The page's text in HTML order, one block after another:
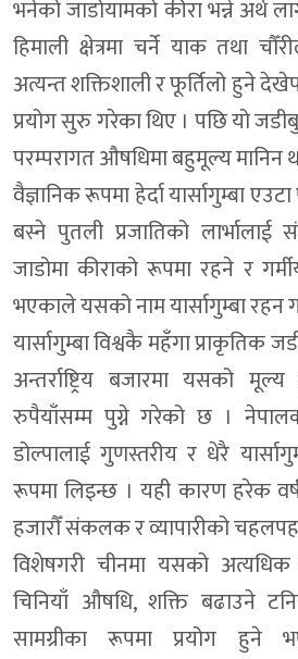
भनेको जाडोयामको कीरा भन्ने अर्थ
हिमाली क्षेत्रमा चर्ने याक तथा
अत्यन्त शक्तिशाली र फूर्तिलो हुने
प्रयोग सुरु गरेका थिए । पछि यो
परम्परागत औषधिमा बहुमूल्य मानिन
वैज्ञानिक रूपमा हेर्दा यार्सागुम्बा
बस्ने पुतली प्रजातिको लार्भालाई
जाडोमा कीराको रूपमा रहने र
भएकाले यसको नाम यार्सागुम्बा रहन
यार्सागुम्बा विश्वकै महँगा प्राकृतिक
अन्तर्राष्ट्रिय बजारमा यसको
रुपैयाँसम्म पुग्ने गरेको छ ।
डोल्पालाई गुणस्तरीय र धेरै
रूपमा लिइन्छ । यही कारण हरेक
हजारौँ संकलक र व्यापारीको
विशेषगरी चीनमा यसको
चिनियाँ औषधि, शक्ति बढाउने
सामग्रीका रूपमा प्रयोग हुने